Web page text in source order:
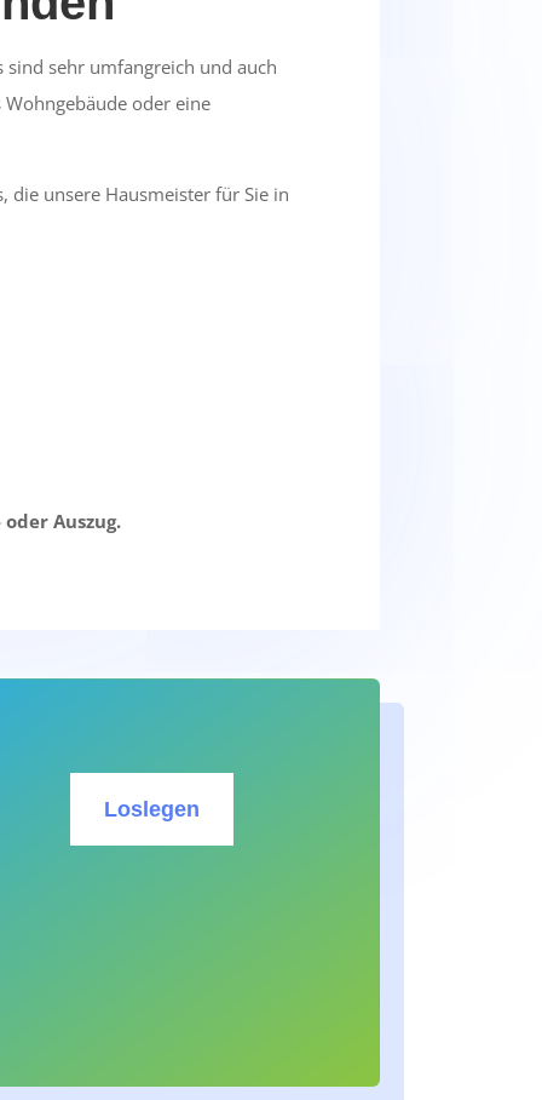
sind sehr umfangreich und auch
oder eine
die unsere Hausmeister für Sie in
Auszug.
Loslegen